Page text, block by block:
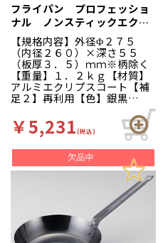
フライパン プロフェッショ
ナル ノンスティックエクリ
プス １０インチ ＥＢＭ
【規格内容】外径Φ２７５
（内径２６０）×深さ５５
（板厚３．５）ｍｍ※柄除く
【重量】１．２ｋｇ【材質】
アルミエクリプスコート【補
足２】再利用【色】銀黒
【柄】柄無 業務用に適した
エクリプス（超耐摩耗、耐熱
性）フッ素樹脂コート。〈セ
ラミガード仕上げの特長〉シ
ルバーストーンコーティング
の隙間を極度に少なくし、油
やゴミ、空気の侵入を防ぎま
す。また、セラミック付着加
工により表面が硬く丈夫にな
り、ステンレスターナーなど
を使用してもキズが付きにく
いのが特徴です。
￥5,231(税込)